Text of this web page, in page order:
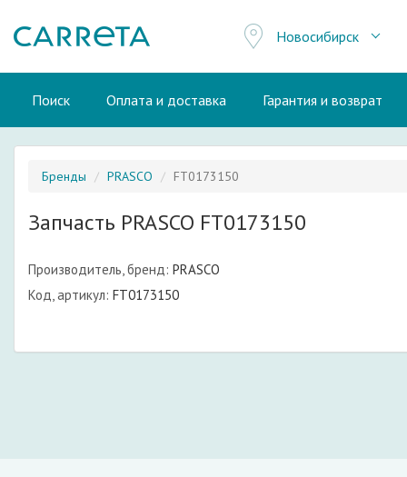
Новосибирск
Поиск Оплата и доставка Гарантия и возврат
Бренды PRASCO FT0173150
Запчасть PRASCO FT0173150
Производитель, бренд: PRASCO
Код, артикул: FT0173150